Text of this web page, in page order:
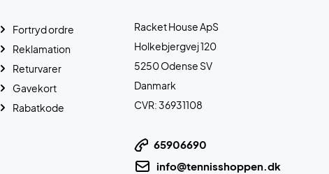
Racket House ApS
Holkebjergvej 120
5250 Odense SV
Danmark
CVR: 36931108
65906690
info@tennisshoppen.dk
Fortryd ordre
Reklamation
Returvarer
Gavekort
Rabatkode